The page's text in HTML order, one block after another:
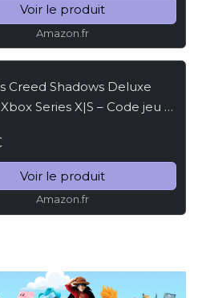
Voir le produit
Amazon.fr
Creed Shadows Deluxe
Series X|S – Code jeu à
Voir le produit
Amazon.fr